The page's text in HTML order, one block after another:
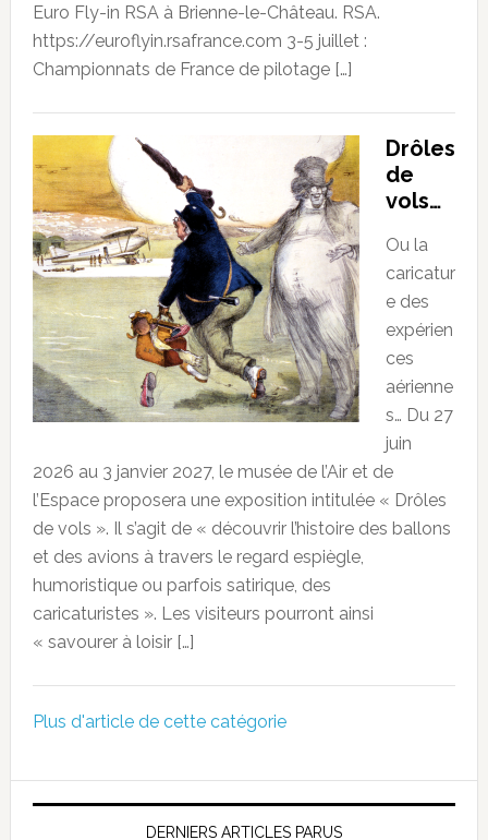
Euro Fly-in RSA à Brienne-le-Château. RSA.
https://euroflyin.rsafrance.com 3-5 juillet :
Championnats de France de pilotage […]
Drôles
de
vols…
Ou la
caricatur
e des
expérien
ces
aérienne
s… Du 27
juin
2026 au 3 janvier 2027, le musée de l’Air et de
l’Espace proposera une exposition intitulée « Drôles
de vols ». Il s’agit de « découvrir l’histoire des ballons
et des avions à travers le regard espiègle,
humoristique ou parfois satirique, des
caricaturistes ». Les visiteurs pourront ainsi
« savourer à loisir […]
Plus d'article de cette catégorie
DERNIERS ARTICLES PARUS